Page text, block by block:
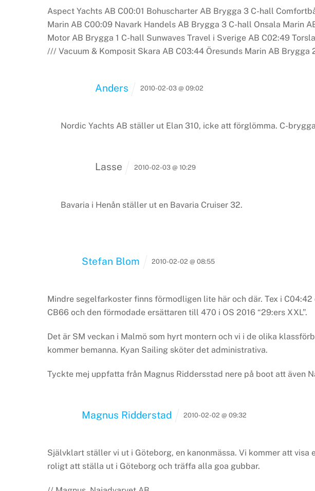
Aspect Yachts AB C00:01 Bohuscharter AB Brygga 3 C-hall
Marin AB C00:09 Navark Handels AB Brygga 3 C-hall Onsala Marin
Motor AB Brygga 1 C-hall Sunwaves Travel i Sverige AB C02:49
/// Vacuum & Komposit Skara AB C03:44 Öresunds Marin AB Brygga
Anders 2010-02-03 @ 09:02
Nordic Yachts AB ställer ut Elan 310, icke att förglömma. C-
Lasse 2010-02-03 @ 10:29
Bavaria i Henån ställer ut en Bavaria Cruiser 32.
Stefan Blom 2010-02-02 @ 08:55
Mindre segelfarkoster finns förmodligen lite här och där. Tex i
CB66 och den förmodade ersättaren till 470 i OS 2016 “29:ers XXL”.
Det är SM veckan i Malmö som hyrt montern och vi i de olika
kommer bemanna. Kyan Sailing sköter det administrativa.
Tyckte mej uppfatta från Magnus Riddersstad nere på boot att även
Magnus Ridderstad 2010-02-02 @ 09:32
Självklart ställer vi ut i Göteborg, en kanonmässa. Vi kommer att visa
roligt att ställa ut i Göteborg och träffa alla goa gubbar.